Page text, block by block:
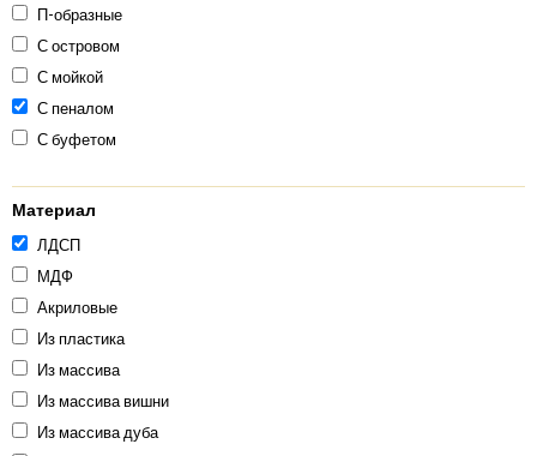
П-образные
С островом
С мойкой
С пеналом
С буфетом
Материал
ЛДСП
МДФ
Акриловые
Из пластика
Из массива
Из массива вишни
Из массива дуба